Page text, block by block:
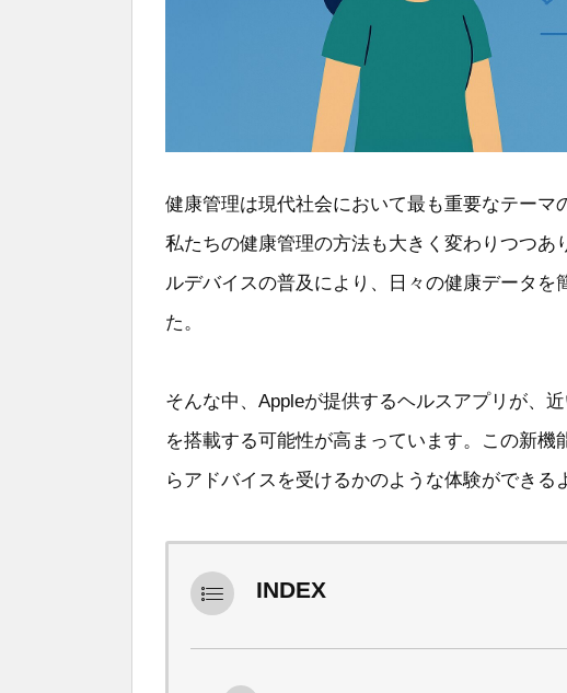
健康管理は現代社会において最も重要なテーマ
私たちの健康管理の方法も大きく変わりつつ
ルデバイスの普及により、日々の健康データを
た。
そんな中、Appleが提供するヘルスアプリが、
を搭載する可能性が高まっています。この新
らアドバイスを受けるかのような体験ができる
INDEX